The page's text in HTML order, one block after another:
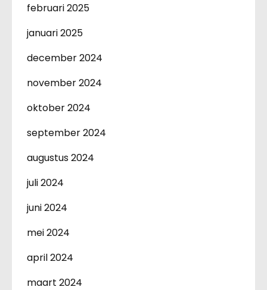
februari 2025
januari 2025
december 2024
november 2024
oktober 2024
september 2024
augustus 2024
juli 2024
juni 2024
mei 2024
april 2024
maart 2024